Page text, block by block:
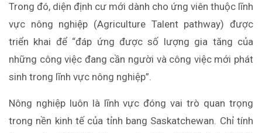
Trong đó, diện định cư mới dành cho ứng viên thuộc lĩnh
vực nông nghiệp (Agriculture Talent pathway) được
triển khai để “đáp ứng được số lượng gia tăng của
những công việc đang cần người và công việc mới phát
sinh trong lĩnh vực nông nghiệp”.
Nông nghiệp luôn là lĩnh vực đóng vai trò quan trọng
trong nền kinh tế của tỉnh bang Saskatchewan. Chỉ tính